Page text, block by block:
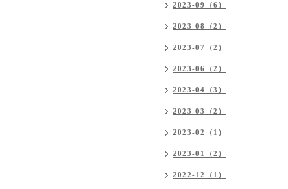
2023-09（6）
2023-08（2）
2023-07（2）
2023-06（2）
2023-04（3）
2023-03（2）
2023-02（1）
2023-01（2）
2022-12（1）